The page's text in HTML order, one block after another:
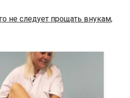
не следует прощать внукам,